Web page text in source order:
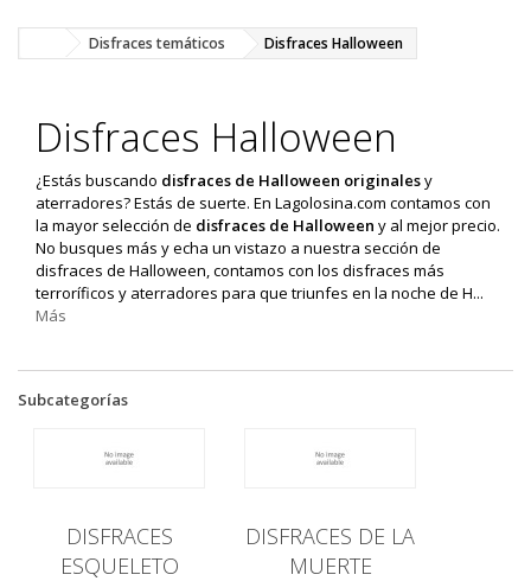
DISFRACES PARA ADULTOS
COMPLEMENTOS
MAQUILLAJE FIESTA
PELUCAS, GORROS, CARETAS
PARTY, BROMAS
Disfraces temáticos Disfraces Halloween
Disfraces Halloween
¿Estás buscando disfraces de Halloween originalesy
aterradores? Estás de suerte. En Lagolosina.com contamos con
la mayor selección de disfraces de Halloween y al mejor precio.
No busques más y echa un vistazo a nuestra sección de
disfraces de Halloween, contamos con los disfraces más
terroríficos y aterradores para que triunfes en la noche de H...
Más
Subcategorías
DISFRACES
ESQUELETO
DISFRACES DE LA
MUERTE